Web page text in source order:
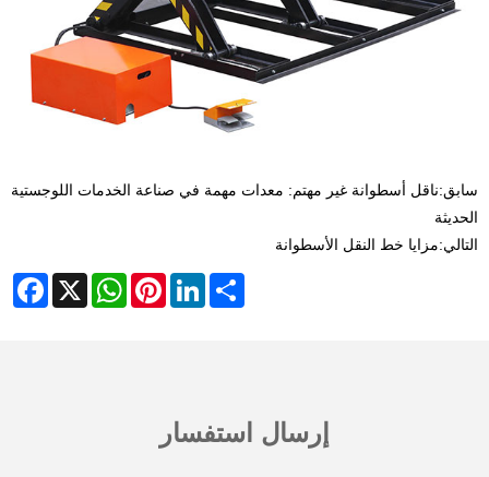
سابق:ناقل أسطوانة غير مهتم: معدات مهمة في صناعة الخدمات اللوجستية
الحديثة
التالي:مزايا خط النقل الأسطوانة
X
WhatsAppPinterestLinkedInShare
إرسال استفسار